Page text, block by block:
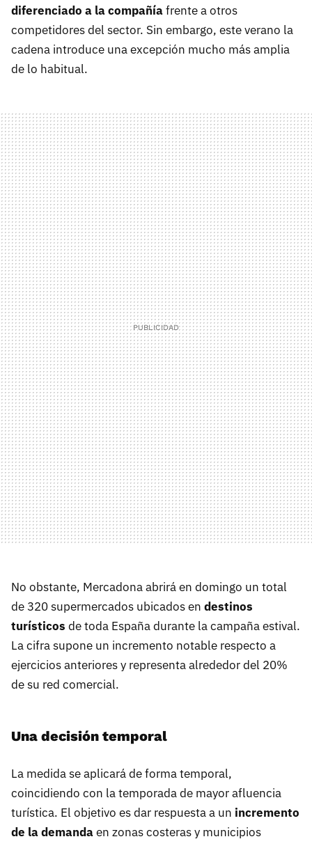
diferenciado a la compañíafrente a otros
competidores del sector. Sin embargo, este verano la
cadena introduce una excepción mucho más amplia
de lo habitual.
No obstante, Mercadona abrirá en domingo un total
de 320 supermercados ubicados en destinos
turísticos de toda España durante la campaña estival.
La cifra supone un incremento notable respecto a
ejercicios anteriores y representa alrededor del 20%
de su red comercial.
Una decisión temporal
La medida se aplicará de forma temporal,
coincidiendo con la temporada de mayor afluencia
turística. El objetivo es dar respuesta a un incremento
de la demandaen zonas costeras y municipios